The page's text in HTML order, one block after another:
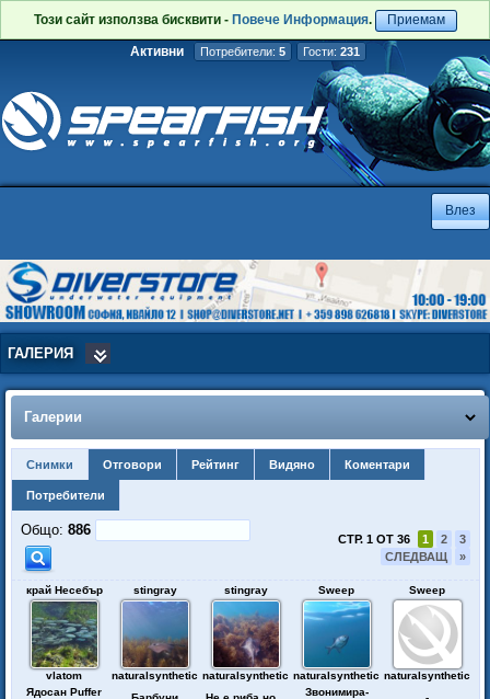
Този сайт използва бисквити - Повече Информация. Приемам
Активни Потребители: 5 Гости: 231
ГАЛЕРИЯ
Галерии
Снимки Отговори Рейтинг Видяно Коментари
Потребители
Общо: 886
СТР. 1 ОТ 36 1 2
3
СЛЕДВАЩ
»
край Несебър
vlatom
stingray
naturalsynthetic
stingray
naturalsynthetic
Sweep
naturalsynthetic
Sweep
naturalsynthetic
Ядосан Puffer
Звонимира-